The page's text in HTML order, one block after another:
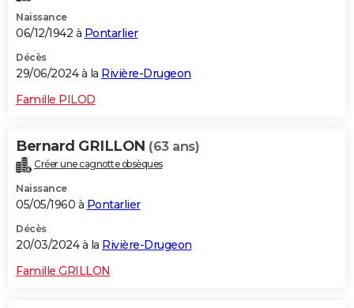
Naissance
06/12/1942 à Pontarlier
Décès
29/06/2024 à la Rivière-Drugeon
Famille PILOD
Bernard GRILLON (63 ans)
Créer une cagnotte obsèques
Naissance
05/05/1960 à Pontarlier
Décès
20/03/2024 à la Rivière-Drugeon
Famille GRILLON